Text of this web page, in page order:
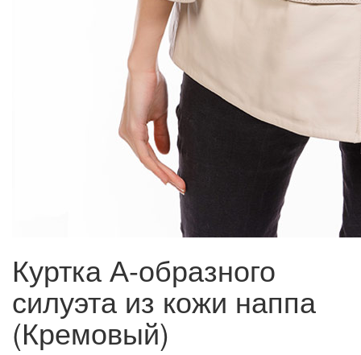
Куртка А-образного
силуэта из кожи наппа
(Кремовый)